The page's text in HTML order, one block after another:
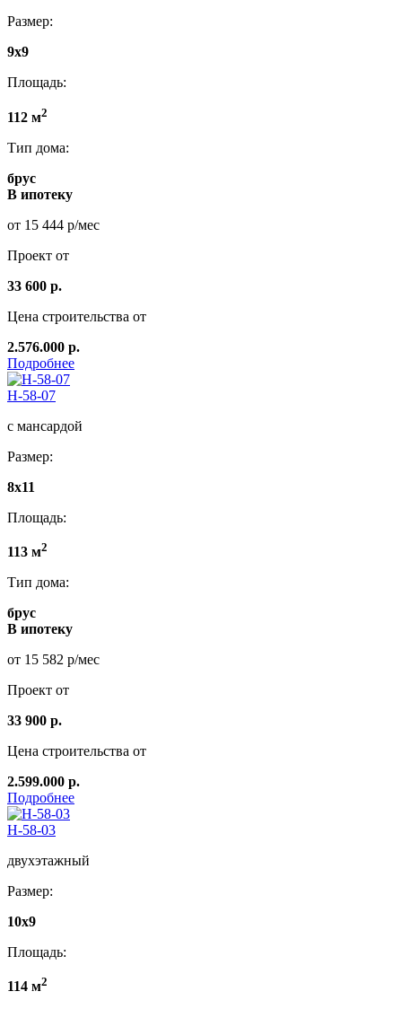
Размер:
9x9
Площадь:
112 м2
Тип дома:
брус
В ипотеку
от 15 444 р/мес
Проект от
33 600 р.
Цена строительства от
2.576.000 р.
Подробнее
Н-58-07
с мансардой
Размер:
8х11
Площадь:
113 м2
Тип дома:
брус
В ипотеку
от 15 582 р/мес
Проект от
33 900 р.
Цена строительства от
2.599.000 р.
Подробнее
Н-58-03
двухэтажный
Размер:
10x9
Площадь:
114 м2